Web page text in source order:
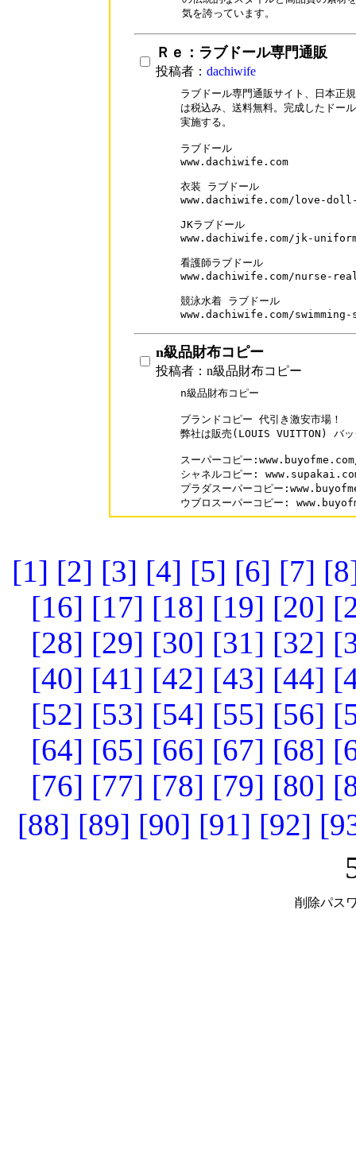
気を誇っています。
Ｒｅ：ラブドール専門通販
投稿者： dachiwife
ラブドール専門通販サイト、日本
は税込み、送料無料。完成したドー
実施する。
ラブドール
www.dachiwife.com
衣装 ラブドール
www.dachiwife.com/love-
JKラブドール
www.dachiwife.com/jk-
看護師ラブドール
www.dachiwife.com/nurse-
競泳水着 ラブドール
www.dachiwife.com/
n級品財布コピー
投稿者：n級品財布コピー
n級品財布コピー
ブランドコピー 代引き激安市場！
弊社は販売(LOUIS VUITTON) バッ
スーパーコピー
シャネルコピー:
プラダスーパーコピー
ウブロスーパーコピー:
[1] [2] [3] [4] [5] [6] [7]
[16] [17] [18] [19] [20]
[28] [29] [30] [31] [32]
[40] [41] [42] [43] [44]
[52] [53] [54] [55] [56]
[64] [65] [66] [67] [68]
[76] [77] [78] [79] [80]
[88] [89] [90] [91] [92]
削除パス